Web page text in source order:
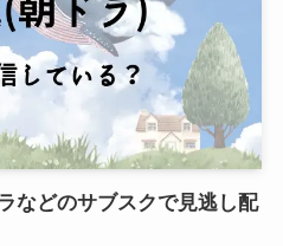
などのサブスクで見逃し配